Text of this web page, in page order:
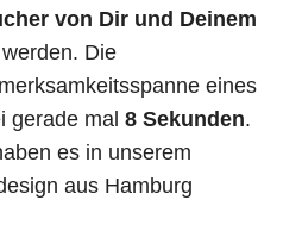
von Dir und Deinem
werden. Die
eines
gerade mal 8 Sekunden.
es in unserem
aus Hamburg